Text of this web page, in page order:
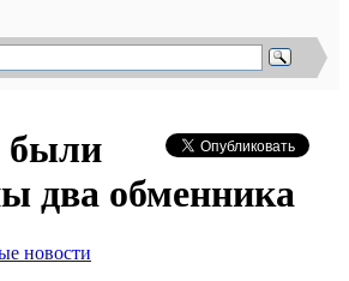
были
два обменника
новости